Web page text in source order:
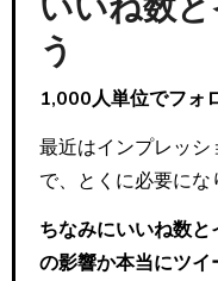
う
1,000人単位でフォ
最近はインプレッ
で、とくに必要にな
ちなみにいいね数
の影響か本当にツイ